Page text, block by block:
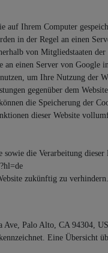
auf Ihrem Computer
in der Regel an einen
von Mitgliedstaaten der
an einen Server von Google
um Ihre Nutzung der
gegenüber dem
die Speicherung der
dieser Website
die Verarbeitung dieser
zukünftig zu
Ave, Palo Alto, CA 94304,
Eine Übersicht